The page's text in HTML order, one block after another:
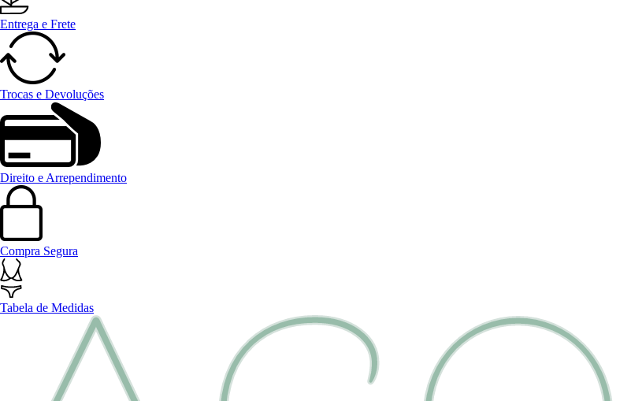
Entrega e Frete
Trocas e Devoluções
Direito e Arrependimento
Compra Segura
Tabela de Medidas